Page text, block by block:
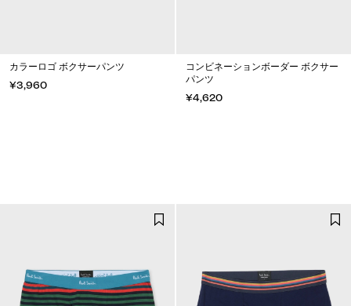
カラーロゴ ボクサーパンツ
¥3,960
コンビネーションボーダー ボクサー
パンツ
¥4,620